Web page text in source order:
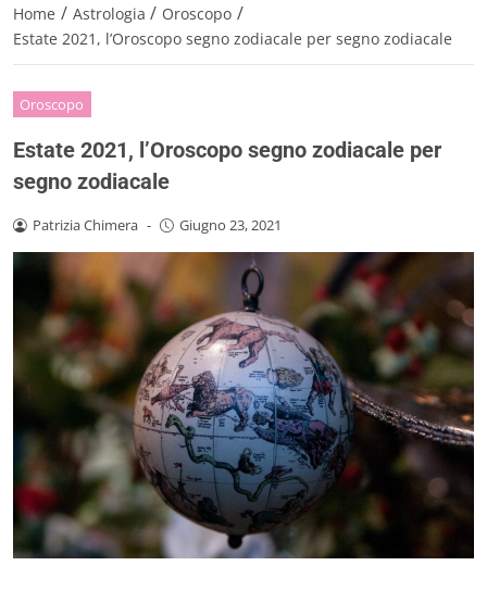
Home / Astrologia / Oroscopo /
Estate 2021, l’Oroscopo segno zodiacale per segno zodiacale
Oroscopo
Estate 2021, l’Oroscopo segno zodiacale per
segno zodiacale
Patrizia Chimera - Giugno 23, 2021